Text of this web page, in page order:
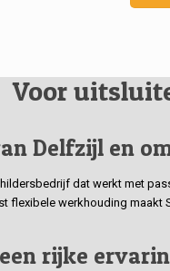
Voor
Delfzijl en
dat werkt met
flexibele werkhouding
rijke